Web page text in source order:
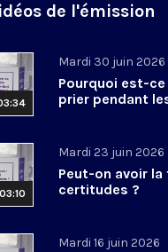
de l'émission
Mardi 30 juin 2026
Pourquoi est-
prier pendant
03:10
Mardi 23 juin 2026
Peut-on avoir la
certitudes ?
Mardi 16 juin 2026